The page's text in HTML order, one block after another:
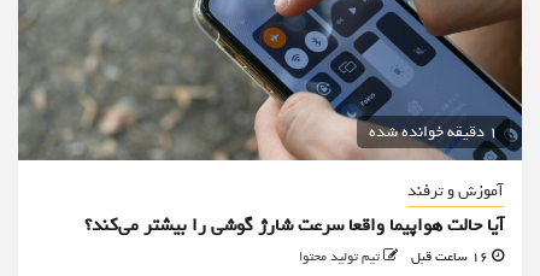
1 دقیقه خوانده شده
آموزش و ترفند
آیا حالت هواپیما واقعا سرعت شارژ گوشی را بیشتر می‌کند؟
تیم تولید محتوا